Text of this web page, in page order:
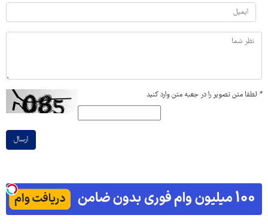
* لطفا متن تصویر را در جعبه متن وارد کنید
ارسال